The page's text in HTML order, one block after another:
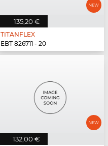
135,20 €
TITANFLEX
EBT 826711 - 20
132,00 €